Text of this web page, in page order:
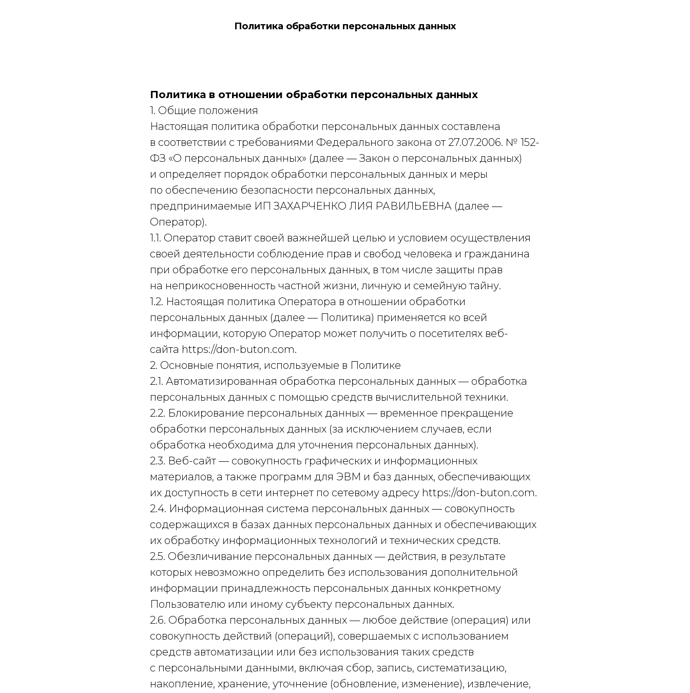
Политика обработки персональных данных
Политика в отношении обработки персональных данных
1. Общие положения
Настоящая политика обработки персональных данных составлена
в соответствии с требованиями Федерального закона от 27.07.2006. № 152-
ФЗ «О персональных данных» (далее — Закон о персональных данных)
и определяет порядок обработки персональных данных и меры
по обеспечению безопасности персональных данных,
предпринимаемые ИП ЗАХАРЧЕНКО ЛИЯ РАВИЛЬЕВНА (далее —
Оператор).
1.1. Оператор ставит своей важнейшей целью и условием осуществления
своей деятельности соблюдение прав и свобод человека и гражданина
при обработке его персональных данных, в том числе защиты прав
на неприкосновенность частной жизни, личную и семейную тайну.
1.2. Настоящая политика Оператора в отношении обработки
персональных данных (далее — Политика) применяется ко всей
информации, которую Оператор может получить о посетителях веб-
сайта https://don-buton.com.
2. Основные понятия, используемые в Политике
2.1. Автоматизированная обработка персональных данных — обработка
персональных данных с помощью средств вычислительной техники.
2.2. Блокирование персональных данных — временное прекращение
обработки персональных данных (за исключением случаев, если
обработка необходима для уточнения персональных данных).
2.3. Веб-сайт — совокупность графических и информационных
материалов, а также программ для ЭВМ и баз данных, обеспечивающих
их доступность в сети интернет по сетевому адресу https://don-buton.com.
2.4. Информационная система персональных данных — совокупность
содержащихся в базах данных персональных данных и обеспечивающих
их обработку информационных технологий и технических средств.
2.5. Обезличивание персональных данных — действия, в результате
которых невозможно определить без использования дополнительной
информации принадлежность персональных данных конкретному
Пользователю или иному субъекту персональных данных.
2.6. Обработка персональных данных — любое действие (операция) или
совокупность действий (операций), совершаемых с использованием
средств автоматизации или без использования таких средств
с персональными данными, включая сбор, запись, систематизацию,
накопление, хранение, уточнение (обновление, изменение), извлечение,